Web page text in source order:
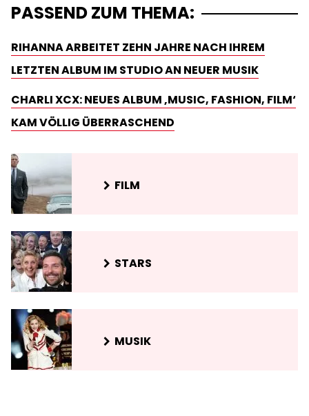
PASSEND ZUM THEMA:
RIHANNA ARBEITET ZEHN JAHRE NACH IHREM
LETZTEN ALBUM IM STUDIO AN NEUER MUSIK
CHARLI XCX: NEUES ALBUM ‚MUSIC, FASHION, FILM‘
KAM VÖLLIG ÜBERRASCHEND
FILM
STARS
MUSIK